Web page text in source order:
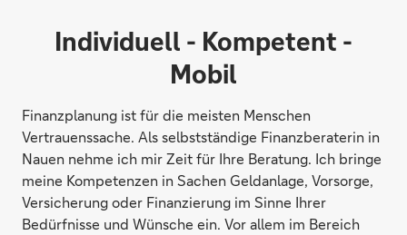
Individuell - Kompetent -
Mobil
Finanzplanung ist für die meisten Menschen
Vertrauenssache. Als selbstständige Finanzberaterin in
Nauen nehme ich mir Zeit für Ihre Beratung. Ich bringe
meine Kompetenzen in Sachen Geldanlage, Vorsorge,
Versicherung oder Finanzierung im Sinne Ihrer
Bedürfnisse und Wünsche ein. Vor allem im Bereich